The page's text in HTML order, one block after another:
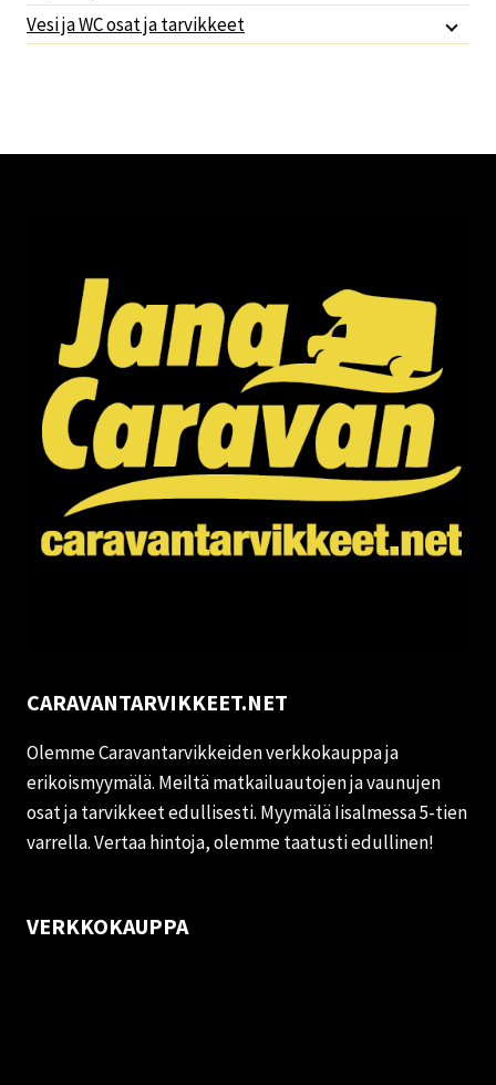
Vesi ja WC osat ja tarvikkeet
CARAVANTARVIKKEET.NET
Olemme Caravantarvikkeiden verkkokauppa ja
erikoismyymälä. Meiltä matkailuautojen ja vaunujen
osat ja tarvikkeet edullisesti. Myymälä Iisalmessa 5-tien
varrella. Vertaa hintoja, olemme taatusti edullinen!
VERKKOKAUPPA